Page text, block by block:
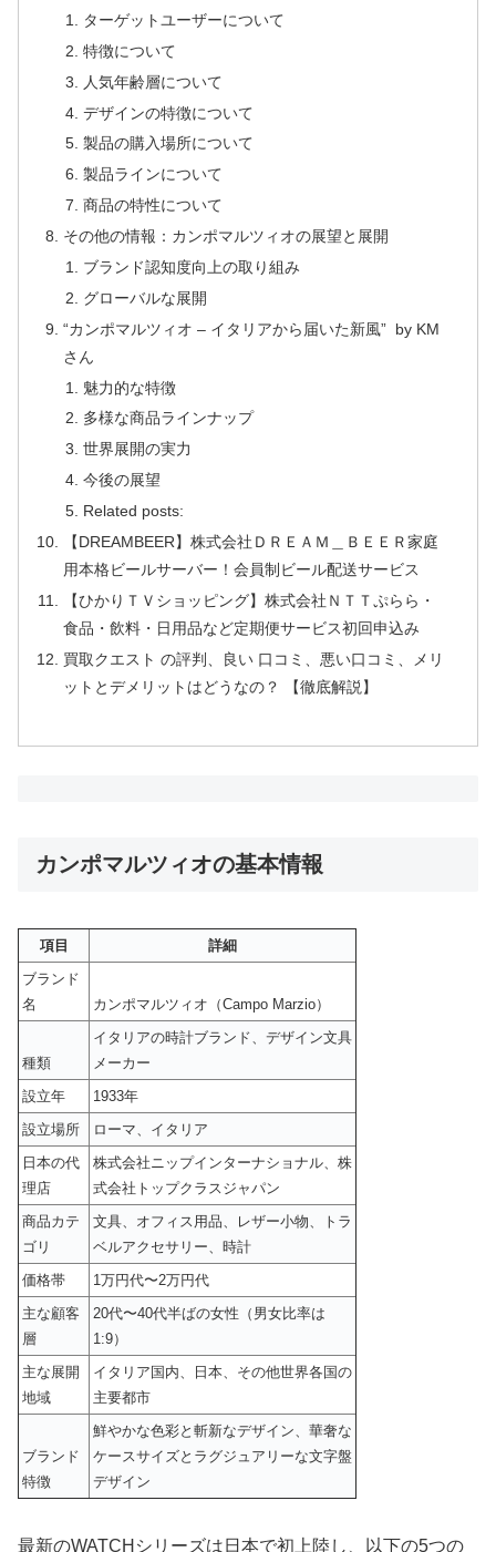
ターゲットユーザーについて
特徴について
人気年齢層について
デザインの特徴について
製品の購入場所について
製品ラインについて
商品の特性について
その他の情報：カンポマルツィオの展望と展開
ブランド認知度向上の取り組み
グローバルな展開
“カンポマルツィオ – イタリアから届いた新風” by KM
さん
魅力的な特徴
多様な商品ラインナップ
世界展開の実力
今後の展望
Related posts:
【DREAMBEER】株式会社ＤＲＥＡＭ＿ＢＥＥＲ家庭
用本格ビールサーバー！会員制ビール配送サービス
【ひかりＴＶショッピング】株式会社ＮＴＴぷらら・
食品・飲料・日用品など定期便サービス初回申込み
買取クエスト の評判、良い 口コミ、悪い口コミ、メリ
ットとデメリットはどうなの？ 【徹底解説】
カンポマルツィオの基本情報
項目
詳細
ブランド
名
カンポマルツィオ（Campo Marzio）
種類
イタリアの時計ブランド、デザイン文具
メーカー
設立年
1933年
設立場所
ローマ、イタリア
日本の代
理店
株式会社ニップインターナショナル、株
式会社トップクラスジャパン
商品カテ
ゴリ
文具、オフィス用品、レザー小物、トラ
ベルアクセサリー、時計
価格帯
1万円代〜2万円代
主な顧客
層
20代〜40代半ばの女性（男女比率は
1:9）
主な展開
地域
イタリア国内、日本、その他世界各国の
主要都市
ブランド
特徴
鮮やかな色彩と斬新なデザイン、華奢な
ケースサイズとラグジュアリーな文字盤
デザイン
最新のWATCHシリーズは日本で初上陸し、以下の5つの